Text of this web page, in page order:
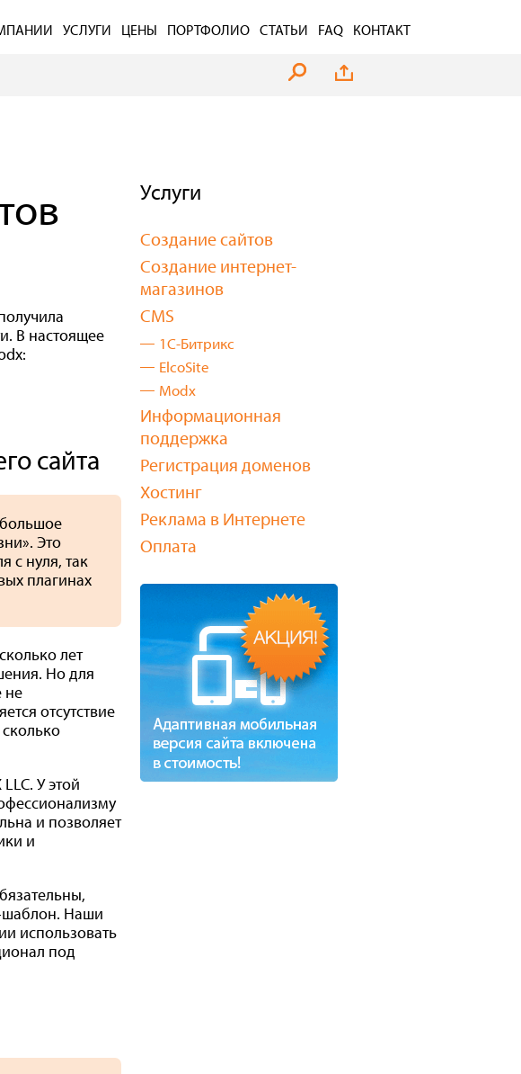
УСЛУГИ ЦЕНЫ ПОРТФОЛИО СТАТЬИ FAQ КОНТАКТ
В настоящее
сайта
Это
с нуля, так
плагинах
лет
Но для
не
отсутствие
У этой
и позволяет
и
шаблон. Наши
использовать
под
Услуги
Создание сайтов
Создание интернет-
магазинов
CMS
1С-Битрикс
ElcoSite
Modx
Информационная
поддержка
Регистрация доменов
Хостинг
Реклама в Интернете
Оплата